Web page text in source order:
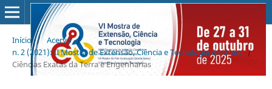
Início / Acervo /
n. 2 (2021): II Mostra de Extensão, Ciência e Tecnologia da Unisc /
Ciências Exatas da Terra e Engenharias